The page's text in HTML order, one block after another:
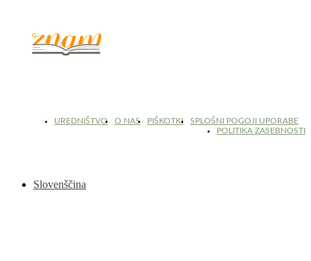
UREDNIŠTVO O NAS PIŠKOTKI
SPLOŠNI POGOJI UPORABE
POLITIKA ZASEBNOSTI
Slovenščina